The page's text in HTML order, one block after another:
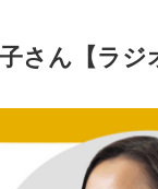
さん【ラジ